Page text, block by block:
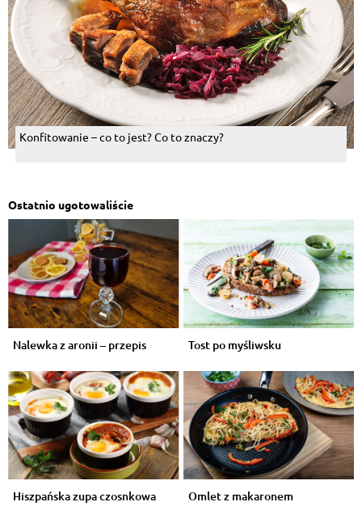
Konfitowanie – co to jest? Co to znaczy?
Ostatnio ugotowaliście
Nalewka z aronii – przepis Tost po myśliwsku
Hiszpańska zupa czosnkowa Omlet z makaronem